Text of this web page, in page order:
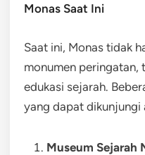
Monas Saat Ini
Saat ini, Monas tidak
monumen
edukasi sejarah.
yang dapat dikunjungi
Museum Sejarah